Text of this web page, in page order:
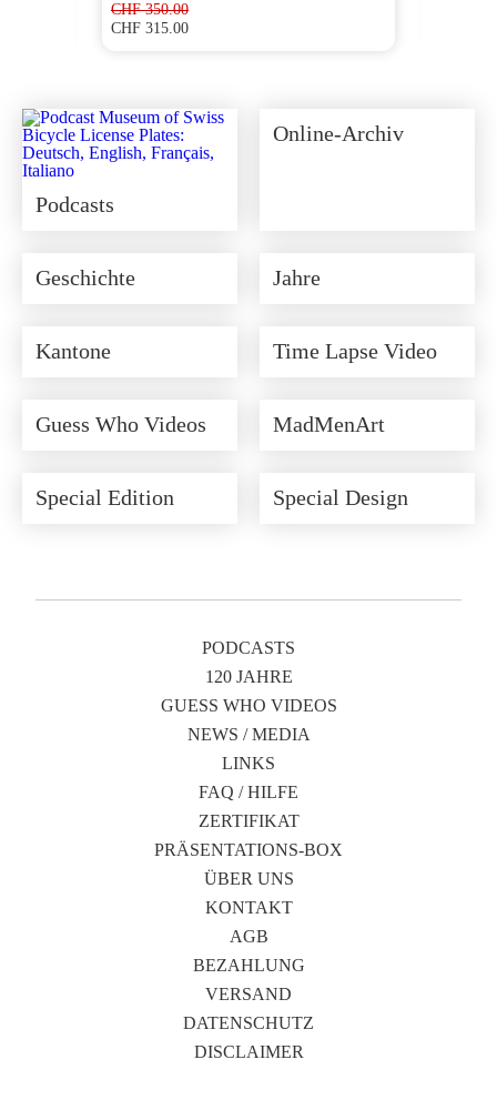
CHF350.00
CHF 315.00
Podcasts
Online-Archiv
Geschichte Jahre
Kantone Time Lapse Video
Guess Who Videos MadMenArt
Special Edition Special Design
PODCASTS
120 JAHRE
GUESS WHO VIDEOS
NEWS / MEDIA
LINKS
FAQ / HILFE
ZERTIFIKAT
PRÄSENTATIONS-BOX
ÜBER UNS
KONTAKT
AGB
BEZAHLUNG
VERSAND
DATENSCHUTZ
DISCLAIMER